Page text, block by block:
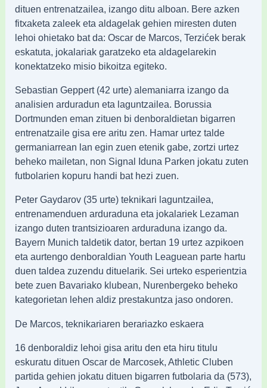
dituen entrenatzailea, izango ditu alboan. Bere azken
fitxaketa zaleek eta aldagelak gehien miresten duten
lehoi ohietako bat da: Oscar de Marcos, Terzićek berak
eskatuta, jokalariak garatzeko eta aldagelarekin
konektatzeko misio bikoitza egiteko.
Sebastian Geppert (42 urte) alemaniarra izango da
analisien arduradun eta laguntzailea. Borussia
Dortmunden eman zituen bi denboraldietan bigarren
entrenatzaile gisa ere aritu zen. Hamar urtez talde
germaniarrean lan egin zuen etenik gabe, zortzi urtez
beheko mailetan, non Signal Iduna Parken jokatu zuten
futbolarien kopuru handi bat hezi zuen.
Peter Gaydarov (35 urte) teknikari laguntzailea,
entrenamenduen arduraduna eta jokalariek Lezaman
izango duten trantsizioaren arduraduna izango da.
Bayern Munich taldetik dator, bertan 19 urtez azpikoen
eta aurtengo denboraldian Youth Leaguean parte hartu
duen taldea zuzendu dituelarik. Sei urteko esperientzia
bete zuen Bavariako klubean, Nurenbergeko beheko
kategorietan lehen aldiz prestakuntza jaso ondoren.
De Marcos, teknikariaren berariazko eskaera
16 denboraldiz lehoi gisa aritu den eta hiru titulu
eskuratu dituen Oscar de Marcosek, Athletic Cluben
partida gehien jokatu dituen bigarren futbolaria da (573),